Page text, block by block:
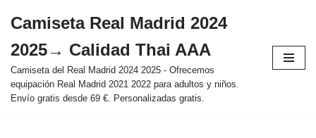
al
contenido
Camiseta Real Madrid 2024
2025→ Calidad Thai AAA
Camiseta del Real Madrid 2024 2025 - Ofrecemos
equipación Real Madrid 2021 2022 para adultos y niños.
Envío gratis desde 69 €. Personalizadas gratis.